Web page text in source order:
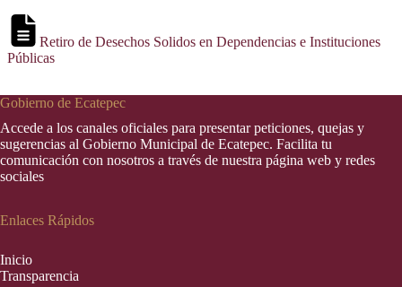
Retiro de Desechos Solidos en Dependencias e Instituciones
Públicas
Gobierno de Ecatepec
Accede a los canales oficiales para presentar peticiones, quejas y
sugerencias al Gobierno Municipal de Ecatepec. Facilita tu
comunicación con nosotros a través de nuestra página web y redes
sociales
Enlaces Rápidos
Inicio
Transparencia